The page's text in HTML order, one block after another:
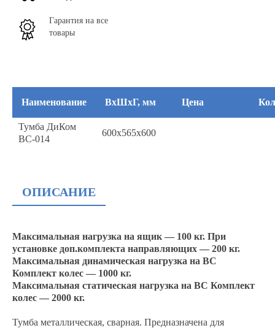
Гарантия на все
товары
Наименование ВхШхГ, мм Цена
Тумба ДиКом
ВС-014
600x565x600
ОПИСАНИЕ
Максимальная нагрузка на ящик — 100 кг. При
установке доп.комплекта направляющих — 200 кг.
Максимальная динамическая нагрузка на ВС
Комплект колес — 1000 кг.
Максимальная статическая нагрузка на ВС Комплект
колес — 2000 кг.
Тумба металлическая, сварная. Предназначена для